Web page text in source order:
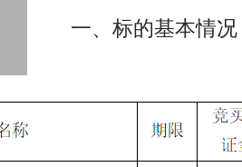
一、标的基本情况